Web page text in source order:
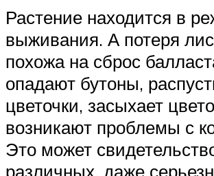
Растение находится в
выживания. А потеря
похожа на сброс
опадают бутоны,
цветочки, засыхает
возникают проблемы с
Это может
различных, даже